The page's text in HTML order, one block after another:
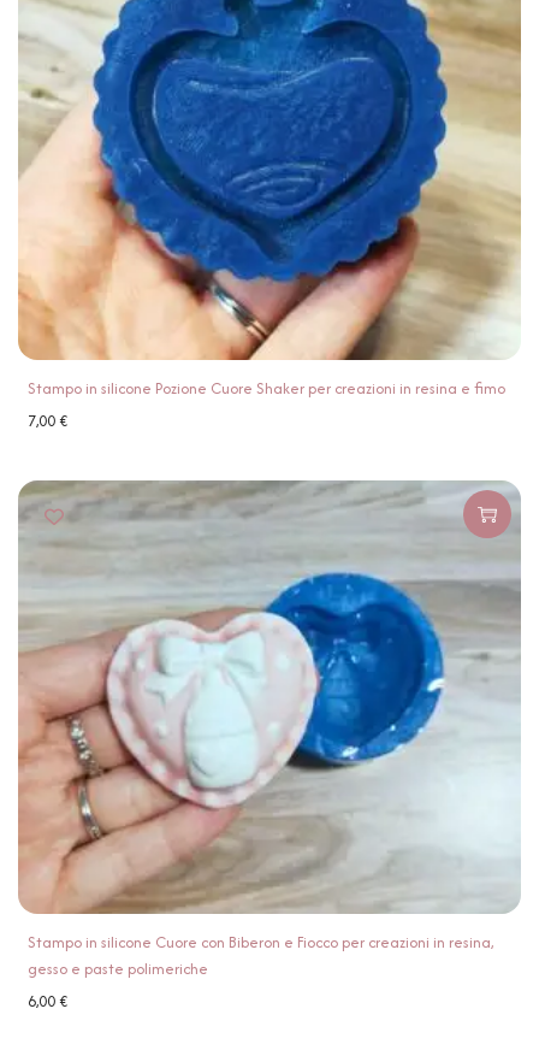
Stampo in silicone Pozione Cuore Shaker per creazioni in resina e fimo
7,00€
Stampo in silicone Cuore con Biberon e Fiocco per creazioni in resina,
gesso e paste polimeriche
6,00€